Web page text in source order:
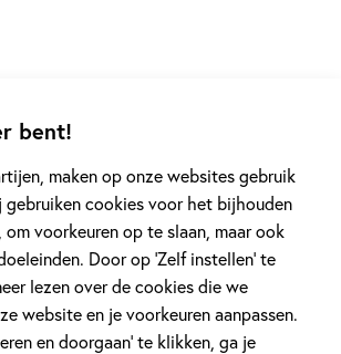
bent!
maken op onze websites gebruik
gebruiken cookies voor het bijhouden
voorkeuren op te slaan, maar ook
Door op ‘Zelf instellen’ te
lezen over de cookies die we
website en je voorkeuren aanpassen.
en doorgaan’ te klikken, ga je
en onderwerpen